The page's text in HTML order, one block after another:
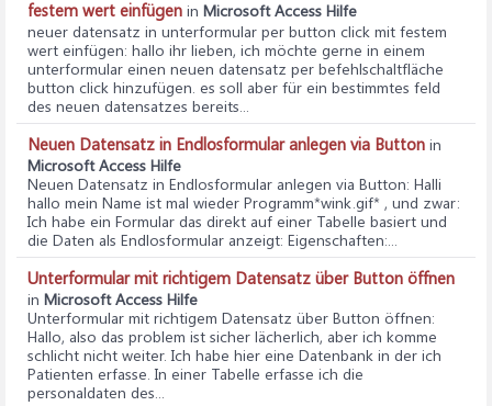
festem wert einfügen in Microsoft Access Hilfe
neuer datensatz in unterformular per button click mit festem
wert einfügen: hallo ihr lieben, ich möchte gerne in einem
unterformular einen neuen datensatz per befehlschaltfläche
button click hinzufügen. es soll aber für ein bestimmtes feld
des neuen datensatzes bereits...
Neuen Datensatz in Endlosformular anlegen via Button in
Microsoft Access Hilfe
Neuen Datensatz in Endlosformular anlegen via Button: Halli
hallo mein Name ist mal wieder Programm*wink.gif* , und zwar:
Ich habe ein Formular das direkt auf einer Tabelle basiert und
die Daten als Endlosformular anzeigt: Eigenschaften:...
Unterformular mit richtigem Datensatz über Button öffnen
in Microsoft Access Hilfe
Unterformular mit richtigem Datensatz über Button öffnen:
Hallo, also das problem ist sicher lächerlich, aber ich komme
schlicht nicht weiter. Ich habe hier eine Datenbank in der ich
Patienten erfasse. In einer Tabelle erfasse ich die
personaldaten des...